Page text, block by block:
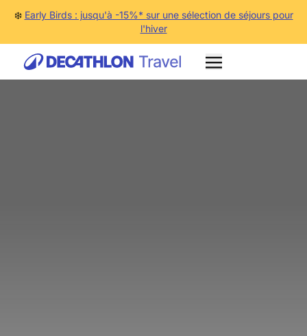
❄️ Early Birds : jusqu'à -15%* sur une sélection de séjours pour
l'hiver